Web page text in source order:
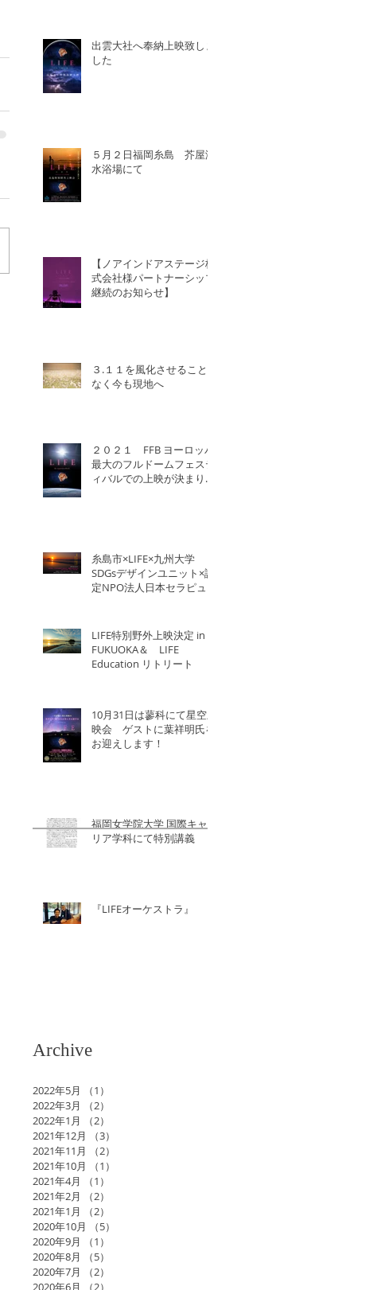
出雲大社へ奉納上映致しま
した
５月２日福岡糸島 芥屋海
水浴場にて
【ノアインドアステージ株
式会社様パートナーシップ
継続のお知らせ】
３.１１を風化させること
なく今も現地へ
２０２１ FFB ヨーロッパ
最大のフルドームフェステ
ィバルでの上映が決まりま
糸島市×LIFE×九州大学
SDGsデザインユニット×認
定NPO法人日本セラピュー
LIFE特別野外上映決定 in
FUKUOKA＆ LIFE
Education リトリート
10月31日は蓼科にて星空上
映会 ゲストに葉祥明氏を
お迎えします！
福岡女学院大学 国際キャ
リア学科にて特別講義
『LIFEオーケストラ』
Archive
2022年5月 （1）
2022年3月
（2）
2022年1月
（2）
2021年12月
（3）
2021年11月
（2）
2021年10月
（1）
2021年4月
（1）
2021年2月
（2）
2021年1月
（2）
2020年10月
（5）
2020年9月
（1）
2020年8月
（5）
2020年7月
（2）
2020年6月
（2）